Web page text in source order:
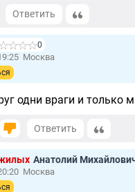
Ответить
0
Москва
одни враги и
Ответить
Анатолий
Москва